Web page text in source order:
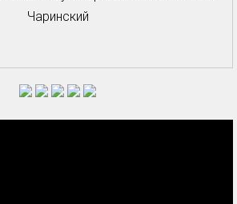
Чаринский